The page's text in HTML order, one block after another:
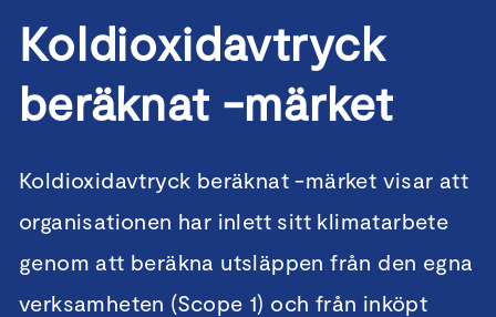
Koldioxidavtryck
beräknat -märket
Koldioxidavtryck beräknat -märket visar att
organisationen har inlett sitt klimatarbete
genom att beräkna utsläppen från den egna
verksamheten (Scope 1) och från inköpt